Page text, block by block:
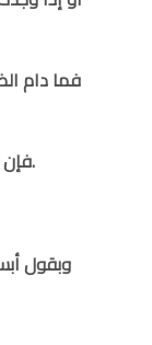
فما دام
فإن الجريمة لا تكون متلبسا بها فى هذه الحالة.
وبقول